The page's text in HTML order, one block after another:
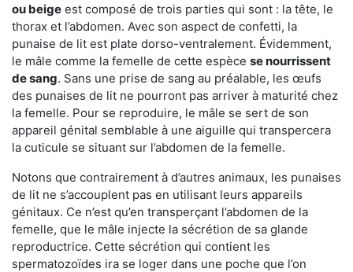
ou beige est composé de trois parties qui sont : la tête, le
thorax et l’abdomen. Avec son aspect de confetti, la
punaise de lit est plate dorso-ventralement. Évidemment,
le mâle comme la femelle de cette espèce se nourrissent
de sang. Sans une prise de sang au préalable, les œufs
des punaises de lit ne pourront pas arriver à maturité chez
la femelle. Pour se reproduire, le mâle se sert de son
appareil génital semblable à une aiguille qui transpercera
la cuticule se situant sur l’abdomen de la femelle.
Notons que contrairement à d’autres animaux, les punaises
de lit ne s’accouplent pas en utilisant leurs appareils
génitaux. Ce n’est qu’en transperçant l’abdomen de la
femelle, que le mâle injecte la sécrétion de sa glande
reproductrice. Cette sécrétion qui contient les
spermatozoïdes ira se loger dans une poche que l’on